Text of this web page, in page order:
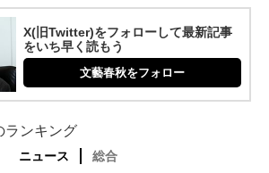
X(旧Twitter)をフォローして最新記事
をいち早く読もう
文藝春秋をフォロー
ランキング
ニュース 総合